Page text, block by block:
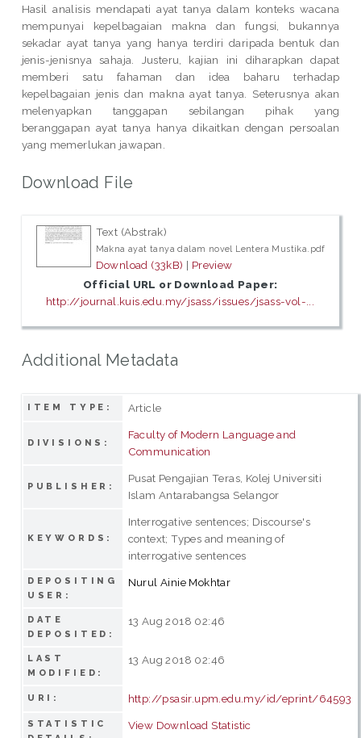
Hasil analisis mendapati ayat tanya dalam konteks wacana
mempunyai kepelbagaian makna dan fungsi, bukannya
sekadar ayat tanya yang hanya terdiri daripada bentuk dan
jenis-jenisnya sahaja. Justeru, kajian ini diharapkan dapat
memberi satu fahaman dan idea baharu terhadap
kepelbagaian jenis dan makna ayat tanya. Seterusnya akan
melenyapkan tanggapan sebilangan pihak yang
beranggapan ayat tanya hanya dikaitkan dengan persoalan
yang memerlukan jawapan.
Download File
Text (Abstrak)
Makna ayat tanya dalam novel Lentera Mustika.pdf
Download (33kB) | Preview
Official URL or Download Paper:
http://journal.kuis.edu.my/jsass/issues/jsass-vol-...
Additional Metadata
ITEM TYPE: Article
DIVISIONS:
Faculty of Modern Language and
Communication
PUBLISHER:
Pusat Pengajian Teras, Kolej Universiti
Islam Antarabangsa Selangor
KEYWORDS:
Interrogative sentences; Discourse's
context; Types and meaning of
interrogative sentences
DEPOSITING
USER:
Nurul Ainie Mokhtar
DATE
DEPOSITED:
13 Aug 2018 02:46
LAST
MODIFIED:
13 Aug 2018 02:46
URI: http://psasir.upm.edu.my/id/eprint/64593
STATISTIC
View Download Statistic